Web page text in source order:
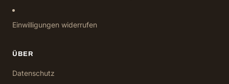
Einwilligungen widerrufen
ÜBER
Datenschutz